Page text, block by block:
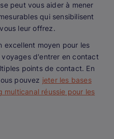
peut vous aider à mener
qui sensibilisent
leur offrez.
excellent moyen pour les
d'entrer en contact
points de contact. En
pouvez jeter les bases
réussie pour les